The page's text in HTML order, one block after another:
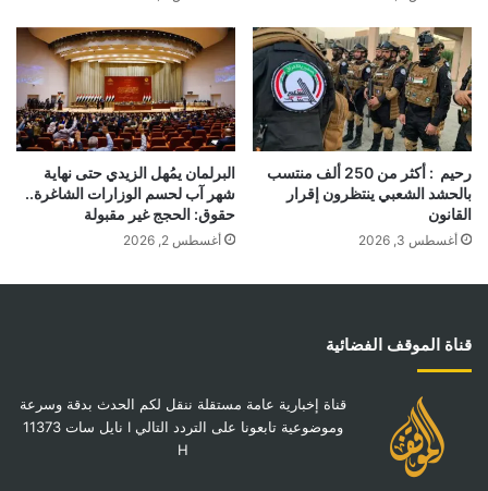
رحيم : أكثر من 250 ألف منتسب
بالحشد الشعبي ينتظرون إقرار
القانون
أغسطس 3, 2026
البرلمان يمُهل الزيدي حتى نهاية
شهر آب لحسم الوزارات الشاغرة..
حقوق: الحجج غير مقبولة
أغسطس 2, 2026
قناة الموقف الفضائية
قناة إخبارية عامة مستقلة ننقل لكم الحدث بدقة وسرعة
وموضوعية تابعونا على التردد التالي I نايل سات 11373
H